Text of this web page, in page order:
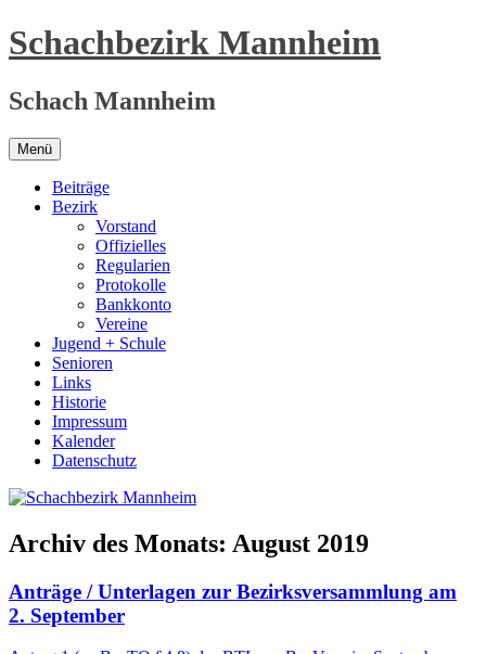
Zum
Inhalt
Schachbezirk Mannheim
Schach Mannheim
Menü
Beiträge
Bezirk
Vorstand
Offizielles
Regularien
Protokolle
Bankkonto
Vereine
Jugend + Schule
Senioren
Links
Historie
Impressum
Kalender
Datenschutz
Archiv des Monats: August 2019
Anträge / Unterlagen zur Bezirksversammlung am
2. September